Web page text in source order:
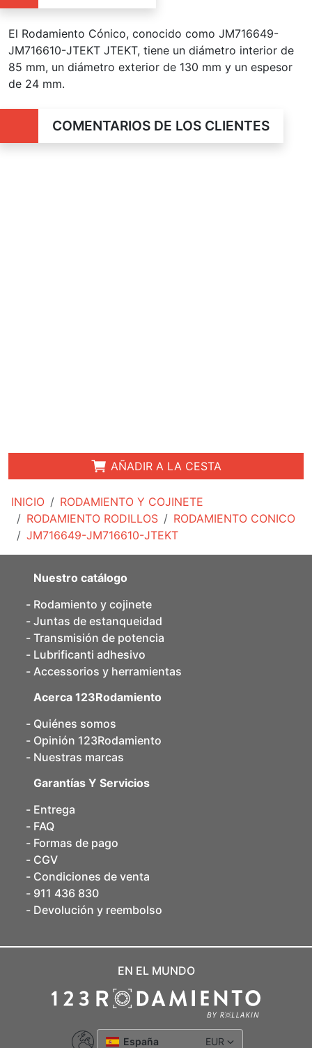
INICIO
RODAMIENTO Y COJINETE
RODAMIENTO RODILLOS
RODAMIENTO CONICO
JM716649-JM716610-JTEKT
El Rodamiento Cónico, conocido como JM716649-
JM716610-JTEKT JTEKT, tiene un diámetro interior de
85 mm, un diámetro exterior de 130 mm y un espesor
de 24 mm.
COMENTARIOS DE LOS CLIENTES
AÑADIR A LA CESTA
Nuestro catálogo
Rodamiento y cojinete
Juntas de estanqueidad
Transmisión de potencia
Lubrificanti adhesivo
Accessorios y herramientas
Acerca 123Rodamiento
Quiénes somos
Opinión 123Rodamiento
Nuestras marcas
Garantías Y Servicios
Entrega
FAQ
Formas de pago
CGV
Condiciones de venta
911 436 830
Devolución y reembolso
EN EL MUNDO
España EUR